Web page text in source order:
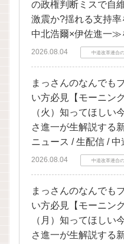
の政権判断ミスで自
激震か?揺れる支持
中北浩爾×伊佐進一≫
2026.08.04 中道改革連合
まっさんのなんでも
い方必見【モーニン
（火）知ってほしい
さ進一が生解説する
ニュース / 生配信 /
2026.08.04 中道改革連合
まっさんのなんでも
い方必見【モーニン
（月）知ってほしい
さ進一が生解説する